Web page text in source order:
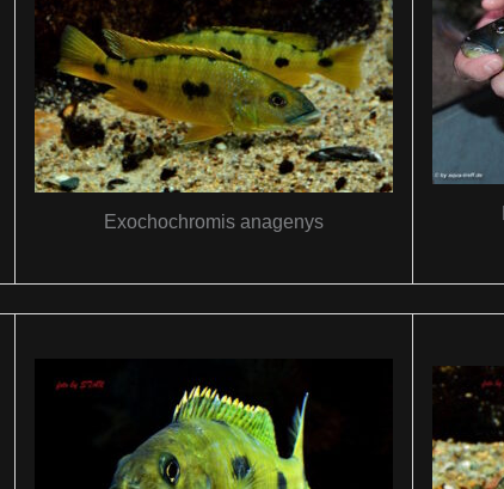
Exochochromis anagenys